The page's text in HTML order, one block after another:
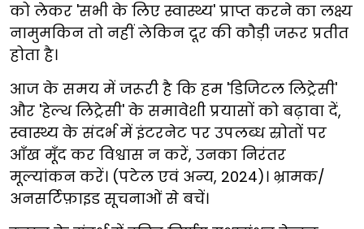
को लेकर 'सभी के लिए स्वास्थ्य' प्राप्त करने का लक्ष्य
नामुमकिन तो नहीं लेकिन दूर की कौड़ी जरूर प्रतीत
होता है।
आज के समय में जरूरी है कि हम 'डिजिटल लिट्रेसी'
और 'हेल्थ लिट्रेसी' के समावेशी प्रयासों को बढ़ावा दें,
स्वास्थ्य के संदर्भ में इंटरनेट पर उपलब्ध स्रोतों पर
आँख मूँद कर विश्वास न करें, उनका निरंतर
मूल्यांकन करें। (पटेल एवं अन्य, 2024)। भ्रामक/
अनसर्टिफ़ाइड सूचनाओं से बचें।